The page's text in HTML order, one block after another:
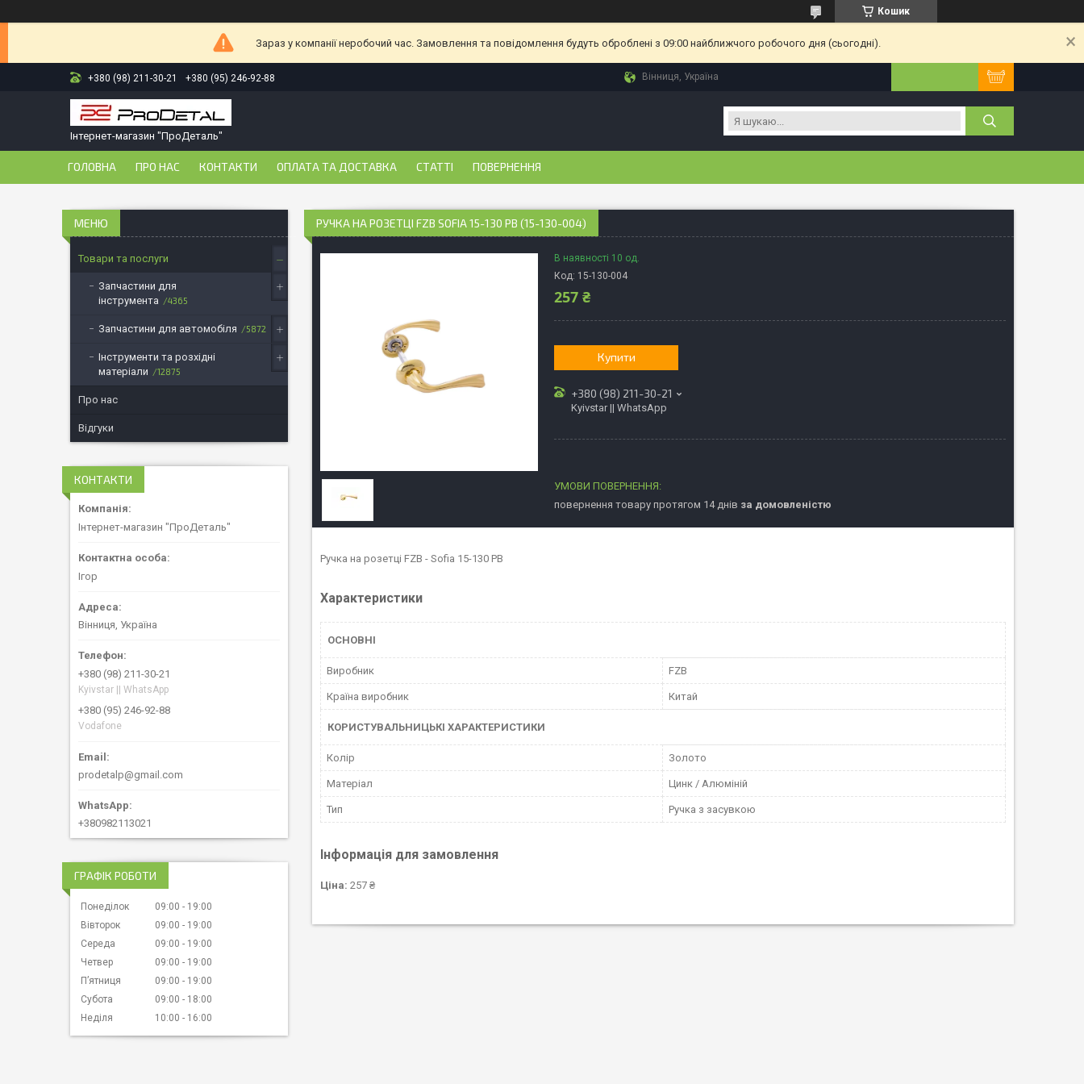
Кошик
Зараз у компанії неробочий час. Замовлення та повідомлення будуть оброблені з 09:00 найближчого робочого дня (сьогодні).
+380 (98) 211-30-21 +380 (95) 246-92-88 Вінниця, Україна
Інтернет-магазин "ПроДеталь"
ГОЛОВНА ПРО НАС КОНТАКТИ ОПЛАТА ТА ДОСТАВКА СТАТТІ ПОВЕРНЕННЯ
РУЧКА НА РОЗЕТЦІ FZB SOFIA 15-130 PB (15-130-004)
В наявності 10 од.
Код: 15-130-004
257 ₴
Купити
+380 (98) 211-30-21
Kyivstar || WhatsApp
повернення товару протягом 14 днів за домовленістю
Ручка на розетці FZB - Sofia 15-130 PB
Характеристики
ОСНОВНІ
Виробник FZB
Країна виробник Китай
КОРИСТУВАЛЬНИЦЬКІ ХАРАКТЕРИСТИКИ
Колір Золото
Матеріал Цинк / Алюміній
Тип Ручка з засувкою
Інформація для замовлення
Ціна: 257 ₴
Товари та послуги
Запчастини для
інструмента
4365
Запчастини для автомобіля 5872
Інструменти та розхідні
матеріали
12875
Про нас
Відгуки
КОНТАКТИ
Інтернет-магазин "ПроДеталь"
Ігор
Вінниця, Україна
+380 (98) 211-30-21
Kyivstar || WhatsApp
+380 (95) 246-92-88
Vodafone
prodetalp@gmail.com
+380982113021
ГРАФІК РОБОТИ
Понеділок 09:00
19:00
Вівторок
09:00
19:00
Середа
09:00
19:00
Четвер
09:00
19:00
Пʼятниця
09:00
19:00
Субота
09:00
18:00
Неділя
10:00 16:00